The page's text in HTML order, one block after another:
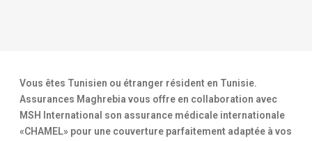
Vous êtes Tunisien ou étranger résident en Tunisie.
Assurances Maghrebia vous offre en collaboration avec
MSH International son assurance médicale internationale
«CHAMEL» pour une couverture parfaitement adaptée à vos